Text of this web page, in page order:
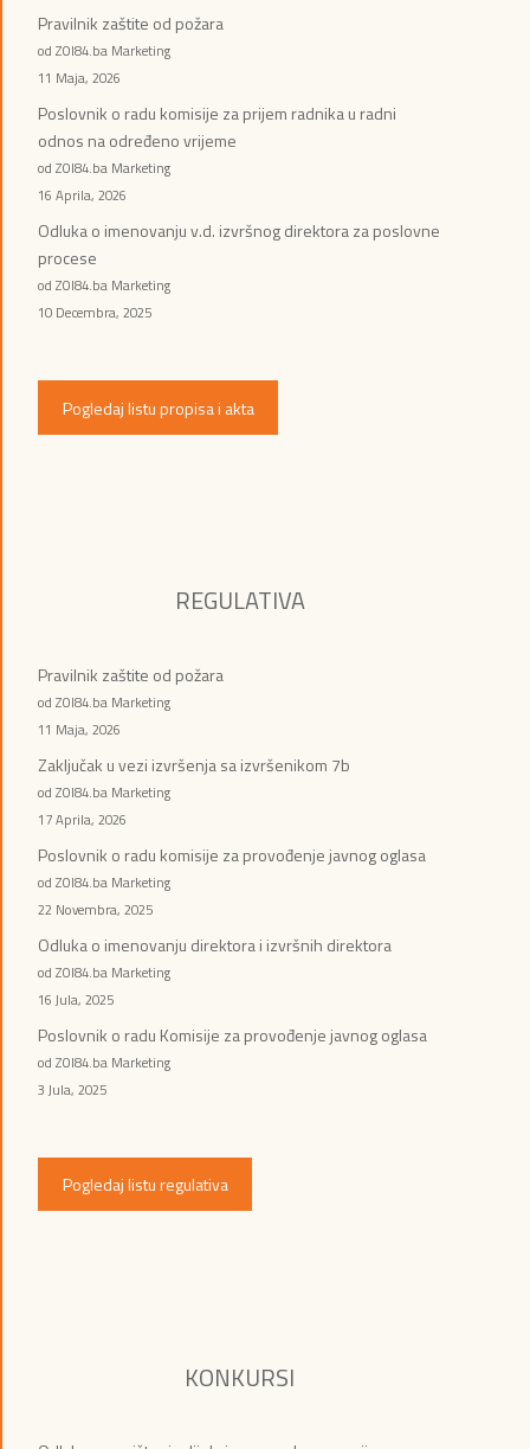
Pravilnik zaštite od požara
od ZOI84.ba Marketing
11 Maja, 2026
Poslovnik o radu komisije za prijem radnika u radni
odnos na određeno vrijeme
od ZOI84.ba Marketing
16 Aprila, 2026
Odluka o imenovanju v.d. izvršnog direktora za poslovne
procese
od ZOI84.ba Marketing
10 Decembra, 2025
Pogledaj listu propisa i akta
REGULATIVA
Pravilnik zaštite od požara
od ZOI84.ba Marketing
11 Maja, 2026
Zaključak u vezi izvršenja sa izvršenikom 7b
od ZOI84.ba Marketing
17 Aprila, 2026
Poslovnik o radu komisije za provođenje javnog oglasa
od ZOI84.ba Marketing
22 Novembra, 2025
Odluka o imenovanju direktora i izvršnih direktora
od ZOI84.ba Marketing
16 Jula, 2025
Poslovnik o radu Komisije za provođenje javnog oglasa
od ZOI84.ba Marketing
3 Jula, 2025
Pogledaj listu regulativa
KONKURSI